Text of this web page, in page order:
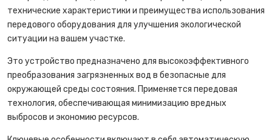
технические характеристики и преимущества использования
передового оборудования для улучшения экологической
ситуации на вашем участке.
Это устройство предназначено для высокоэффективного
преобразования загрязненных вод в безопасные для
окружающей среды состояния. Применяется передовая
технология, обеспечивающая минимизацию вредных
выбросов и экономию ресурсов.